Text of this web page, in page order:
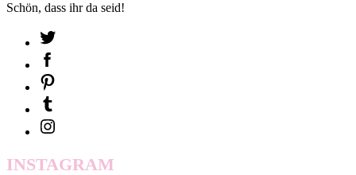
Schön, dass ihr da seid!
INSTAGRAM